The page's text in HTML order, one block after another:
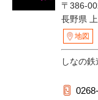
〒386-
長野県
地図
しなの